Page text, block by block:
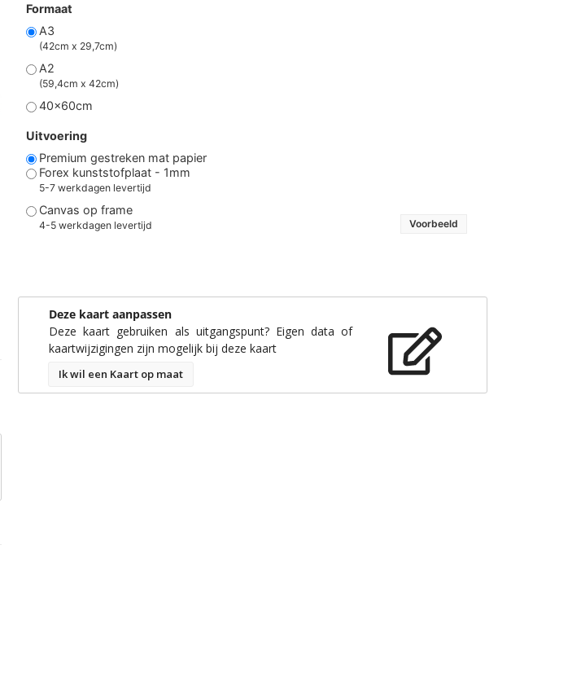
Formaat
A3
(42cm x 29,7cm)
A2
(59,4cm x 42cm)
40x60cm
Uitvoering
Premium gestreken mat papier
Forex kunststofplaat - 1mm
5-7 werkdagen levertijd
Canvas op frame
4-5 werkdagen levertijd Voorbeeld
Deze kaart aanpassen
Deze kaart gebruiken als uitgangspunt? Eigen data of
kaartwijzigingen zijn mogelijk bij deze kaart
Ik wil een Kaart op maat